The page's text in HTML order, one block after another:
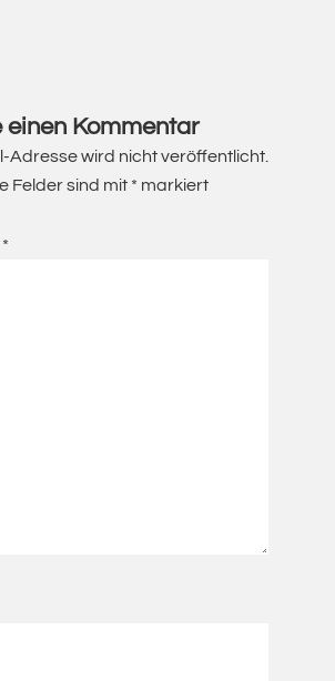
einen Kommentar
Adresse wird nicht veröffentlicht.
Felder sind mit * markiert
*